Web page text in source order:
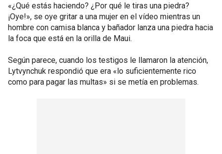
«¿Qué estás haciendo? ¿Por qué le tiras una piedra?
¡Oye!», se oye gritar a una mujer en el vídeo mientras un
hombre con camisa blanca y bañador lanza una piedra hacia
la foca que está en la orilla de Maui.
Según parece, cuando los testigos le llamaron la atención,
Lytvynchuk respondió que era «lo suficientemente rico
como para pagar las multas» si se metía en problemas.